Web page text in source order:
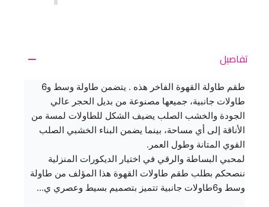
تفاصيل
طقم طاولة القهوة الفاخر هذه . يتضمن طاولة وسط و6
طاولات جانبية، جميعها مصنوعة من بديل الحجر عالي
الجودة والخشب الصلب يضيف الشكل للطاولات لمسة من
الأناقة إلى أي مساحة، بينما يضمن البناء الخشبي الصلب
القوي المتانة وطول العمر.
لمحبي البساطة والرقي في اختيار الديكورات المنزلية
ننصحكم بطلب طقم طاولات القهوة هذا المؤلف من طاولة
وسط و6طاولات جانبية تتميز بتصميم بسيط وعصري ي...